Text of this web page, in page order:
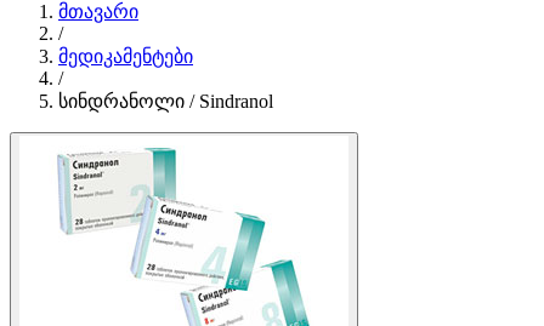
მთავარი
/
მედიკამენტები
/
სინდრანოლი / Sindranol